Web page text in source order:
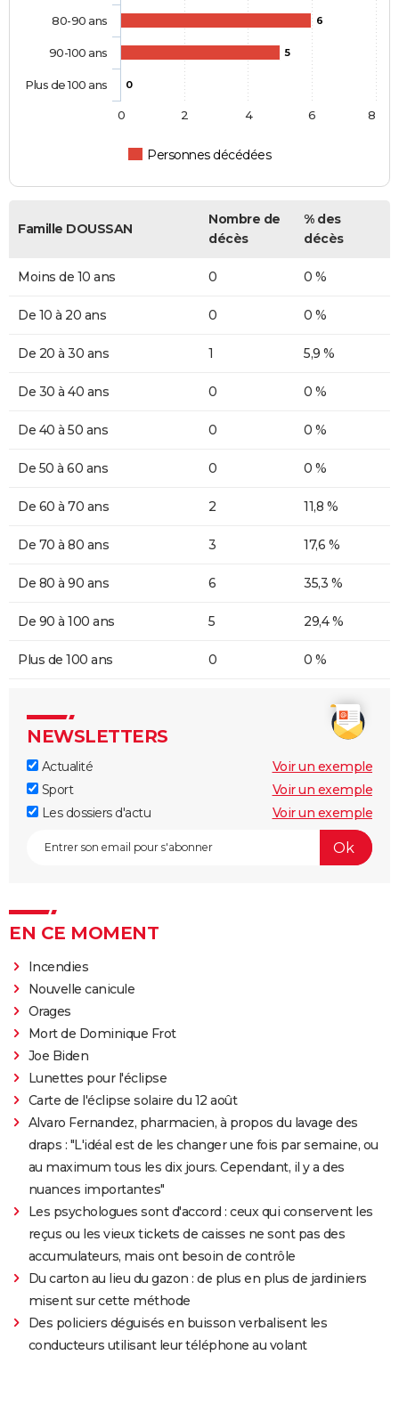
6
5
0
Personnes décédées
80-90 ans
90-100 ans
Plus de 100 ans
0 2 4 6 8
Famille DOUSSAN
Nombre de
décès
% des
décès
Moins de 10 ans 0 0 %
De 10 à 20 ans 0 0 %
De 20 à 30 ans 1 5,9 %
De 30 à 40 ans 0 0 %
De 40 à 50 ans 0 0 %
De 50 à 60 ans 0 0 %
De 60 à 70 ans 2 11,8 %
De 70 à 80 ans 3 17,6 %
De 80 à 90 ans 6 35,3 %
De 90 à 100 ans 5 29,4 %
Plus de 100 ans 0 0 %
NEWSLETTERS
Actualité
Voir un exemple
Sport
Voir un exemple
Les dossiers d'actu
Voir un exemple
EN CE MOMENT
Incendies
Nouvelle canicule
Orages
Mort de Dominique Frot
Joe Biden
Lunettes pour l'éclipse
Carte de l'éclipse solaire du 12 août
Alvaro Fernandez, pharmacien, à propos du lavage des
draps : "L'idéal est de les changer une fois par semaine, ou
au maximum tous les dix jours. Cependant, il y a des
nuances importantes"
Les psychologues sont d'accord : ceux qui conservent les
reçus ou les vieux tickets de caisses ne sont pas des
accumulateurs, mais ont besoin de contrôle
Du carton au lieu du gazon : de plus en plus de jardiniers
misent sur cette méthode
Des policiers déguisés en buisson verbalisent les
conducteurs utilisant leur téléphone au volant